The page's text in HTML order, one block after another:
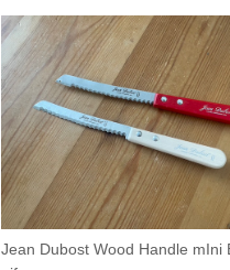
Jean Dubost Wood Handle mIni